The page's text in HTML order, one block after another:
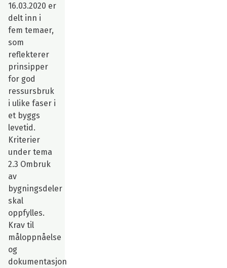
16.03.2020 er
delt inn i
fem temaer,
som
reflekterer
prinsipper
for god
ressursbruk
i ulike faser i
et byggs
levetid.
Kriterier
under tema
2.3 Ombruk
av
bygningsdeler
skal
oppfylles.
Krav til
måloppnåelse
og
dokumentasjon